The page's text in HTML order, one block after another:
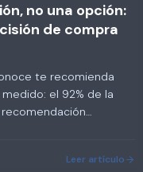
no una opción:
de compra
te recomienda
el 92% de la
o no existe.Leer artículo